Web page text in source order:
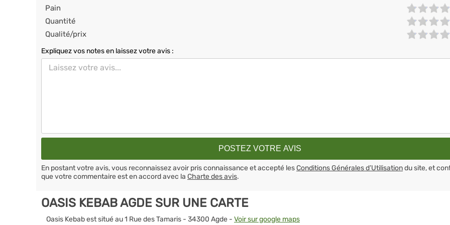
Pain
Quantité
Qualité/prix
Expliquez vos notes en laissez votre avis :
En postant votre avis, vous reconnaissez avoir pris connaissance et accepté lesConditions Générales d’Utilisationdu site, et
que votre commentaire est en accord avec la Charte des avis.
OASIS KEBAB AGDE SUR UNE CARTE
Oasis Kebab est situé au 1 Rue des Tamaris - 34300 Agde - Voir sur google maps